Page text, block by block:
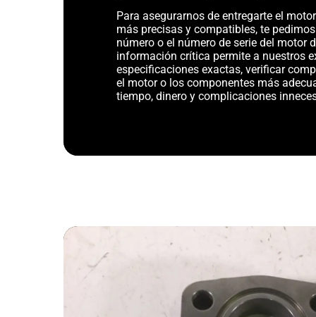
Para asegurarnos de entregarte el
más precisas y compatibles, te
número o el número de serie del motor
información crítica permite a nuestros
especificaciones exactas, verificar
el motor o los componentes más
tiempo, dinero y complicaciones